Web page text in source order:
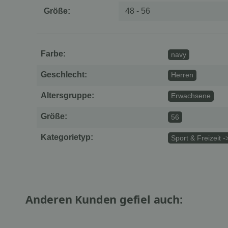
Größe: 48 - 56
Farbe: navy
Geschlecht: Herren
Altersgruppe: Erwachsene
Größe: 56
Kategorietyp: Sport & Freizeit -
Anderen Kunden gefiel auch: